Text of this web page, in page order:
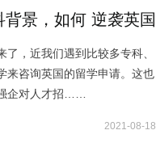
景，如何 逆袭英国
，近我们遇到比较多专科、
来咨询英国的留学申请。这也
企对人才招……
2021-08-18